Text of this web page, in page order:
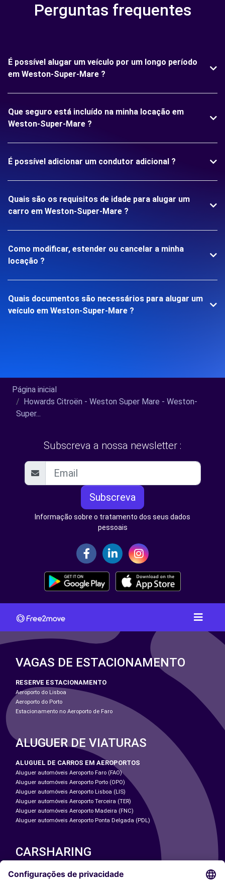
Perguntas frequentes
É possível alugar um veículo por um longo período
em Weston-Super-Mare ?
Que seguro está incluído na minha locação em
Weston-Super-Mare ?
É possível adicionar um condutor adicional ?
Quais são os requisitos de idade para alugar um
carro em Weston-Super-Mare ?
Como modificar, estender ou cancelar a minha
locação ?
Quais documentos são necessários para alugar um
veículo em Weston-Super-Mare ?
Página inicial
Howards Citroën - Weston Super Mare - Weston-
Super...
Subscreva a nossa newsletter :
Subscreva
Informação sobre o tratamento dos seus dados
pessoais
VAGAS DE ESTACIONAMENTO
RESERVE ESTACIONAMENTO
Aeroporto do Lisboa
Aeroporto do Porto
Estacionamento no Aeroporto de Faro
ALUGUER DE VIATURAS
ALUGUEL DE CARROS EM AEROPORTOS
Aluguer automóveis Aeroporto Faro (FAO)
Aluguer automóveis Aeroporto Porto (OPO)
Aluguer automóveis Aeroporto Lisboa (LIS)
Aluguer automóveis Aeroporto Terceira (TER)
Aluguer automóveis Aeroporto Madeira (FNC)
Aluguer automóveis Aeroporto Ponta Delgada (PDL)
CARSHARING
NOSSAS CIDADES